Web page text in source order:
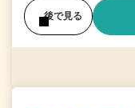
後で見る